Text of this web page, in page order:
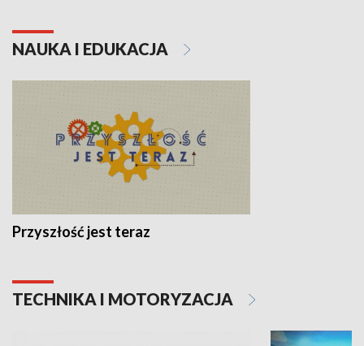
NAUKA I EDUKACJA
Przyszłość jest teraz
TECHNIKA I MOTORYZACJA